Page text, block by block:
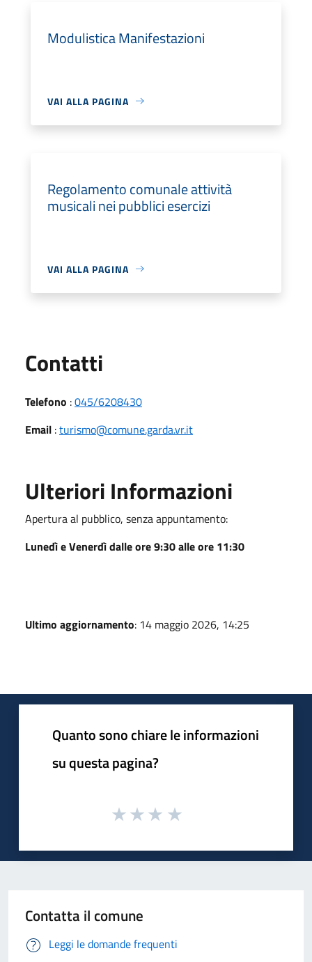
Modulistica Manifestazioni
VAI ALLA PAGINA
Regolamento comunale attività
musicali nei pubblici esercizi
VAI ALLA PAGINA
Contatti
Telefono :045/6208430
Email :turismo@comune.garda.vr.it
Ulteriori Informazioni
Apertura al pubblico, senza appuntamento:
Lunedì e Venerdì dalle ore 9:30 alle ore 11:30
Ultimo aggiornamento: 14 maggio 2026, 14:25
Quanto sono chiare le informazioni
su questa pagina?
Contatta il comune
Leggi le domande frequenti